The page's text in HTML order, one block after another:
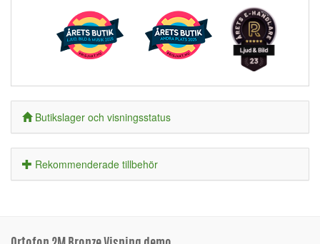
Butikslager och visningsstatus
Rekommenderade tillbehör